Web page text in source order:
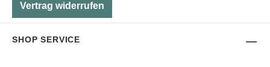
Vertrag widerrufen
SHOP SERVICE